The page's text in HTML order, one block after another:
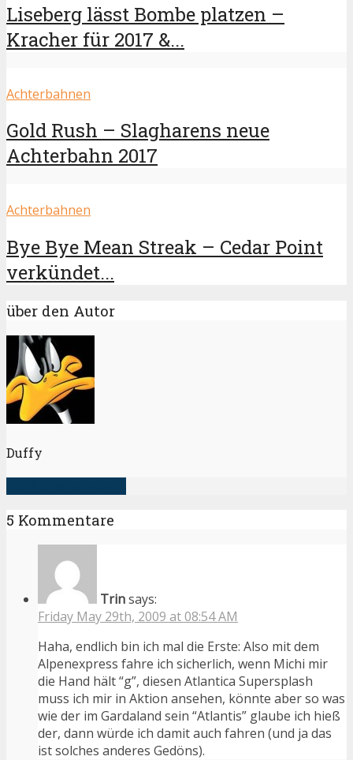
Liseberg lässt Bombe platzen –
Kracher für 2017 &...
Achterbahnen
Gold Rush – Slagharens neue
Achterbahn 2017
Achterbahnen
Bye Bye Mean Streak – Cedar Point
verkündet...
über den Autor
Duffy
5 Kommentare
Trinsays:
Friday May 29th, 2009 at 08:54 AM
Haha, endlich bin ich mal die Erste: Also mit dem
Alpenexpress fahre ich sicherlich, wenn Michi mir
die Hand hält “g”, diesen Atlantica Supersplash
muss ich mir in Aktion ansehen, könnte aber so was
wie der im Gardaland sein “Atlantis” glaube ich hieß
der, dann würde ich damit auch fahren (und ja das
ist solches anderes Gedöns).